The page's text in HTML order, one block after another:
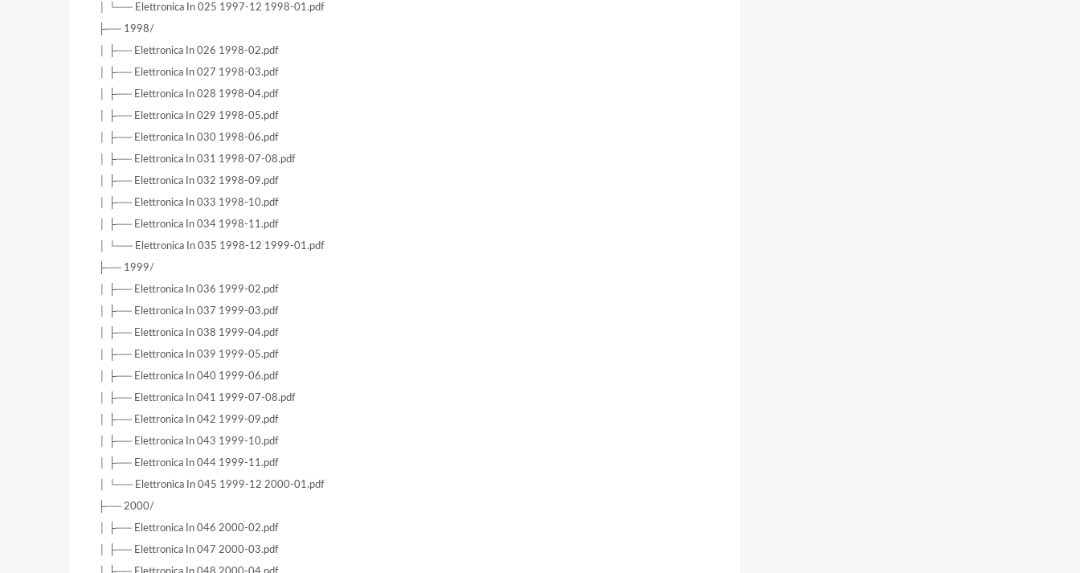
│ └── Elettronica In 025 1997-12 1998-01.pdf
├── 1998/
│ ├── Elettronica In 026 1998-02.pdf
│ ├── Elettronica In 027 1998-03.pdf
│ ├── Elettronica In 028 1998-04.pdf
│ ├── Elettronica In 029 1998-05.pdf
│ ├── Elettronica In 030 1998-06.pdf
│ ├── Elettronica In 031 1998-07-08.pdf
│ ├── Elettronica In 032 1998-09.pdf
│ ├── Elettronica In 033 1998-10.pdf
│ ├── Elettronica In 034 1998-11.pdf
│ └── Elettronica In 035 1998-12 1999-01.pdf
├── 1999/
│ ├── Elettronica In 036 1999-02.pdf
│ ├── Elettronica In 037 1999-03.pdf
│ ├── Elettronica In 038 1999-04.pdf
│ ├── Elettronica In 039 1999-05.pdf
│ ├── Elettronica In 040 1999-06.pdf
│ ├── Elettronica In 041 1999-07-08.pdf
│ ├── Elettronica In 042 1999-09.pdf
│ ├── Elettronica In 043 1999-10.pdf
│ ├── Elettronica In 044 1999-11.pdf
│ └── Elettronica In 045 1999-12 2000-01.pdf
├── 2000/
│ ├── Elettronica In 046 2000-02.pdf
│ ├── Elettronica In 047 2000-03.pdf